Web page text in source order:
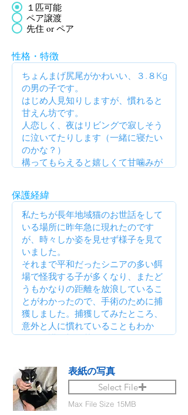
１匹可能
ペア譲渡
先住 or ペア
性格・特徴
保護経緯
表紙の写真
Select File
Max File Size 15MB